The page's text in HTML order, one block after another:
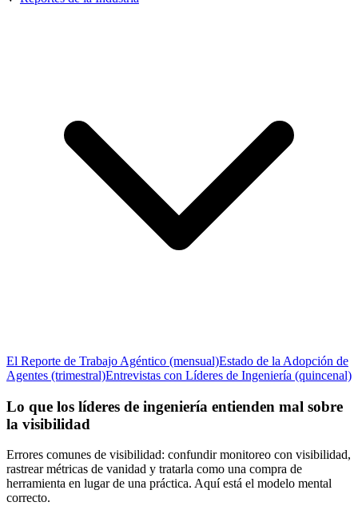
El Reporte de Trabajo Agéntico (mensual)Estado de la Adopción de
Agentes (trimestral)Entrevistas con Líderes de Ingeniería (quincenal)
Lo que los líderes de ingeniería entienden mal sobre
la visibilidad
Errores comunes de visibilidad: confundir monitoreo con visibilidad,
rastrear métricas de vanidad y tratarla como una compra de
herramienta en lugar de una práctica. Aquí está el modelo mental
correcto.